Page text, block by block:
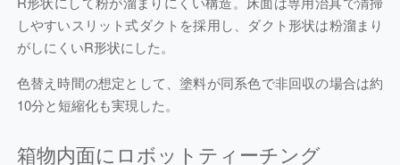
しやすいスリット式ダクトを採用し、ダクト形状は粉溜まり
がしにくいR形状にした。
色替え時間の想定として、塗料が同系色で非回収の場合は約
10分と短縮化も実現した。
箱物内面にロボットティーチング